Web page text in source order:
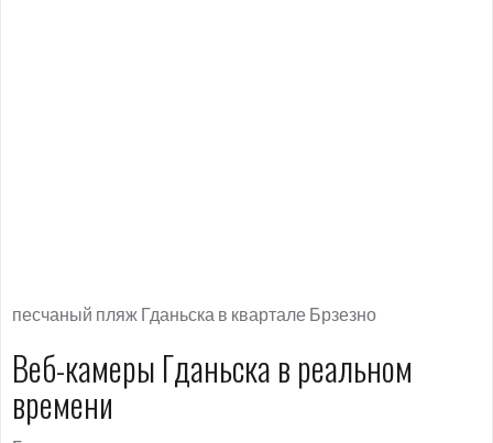
песчаный пляж Гданьска в квартале Брзезно
Веб-камеры Гданьска в реальном
времени